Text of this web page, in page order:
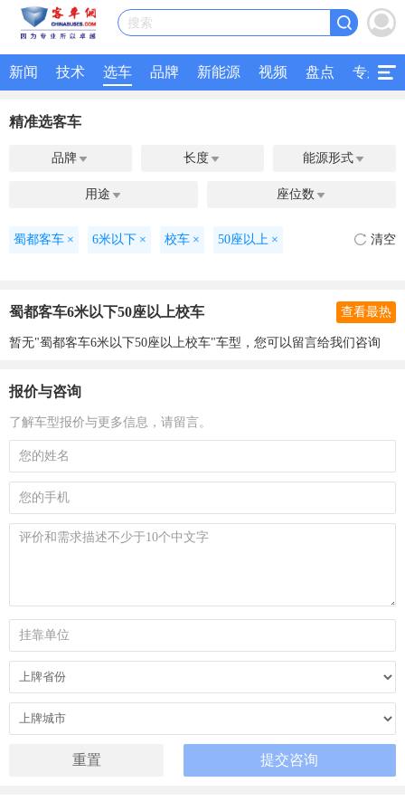
搜索
新闻 技术 选车 品牌 新能源 视频 盘点 专题
精准选客车
品牌  长度  能源形式 
用途  座位数 
蜀都客车 × 6米以下 × 校车 × 50座以上 × 清空
蜀都客车6米以下50座以上校车 查看最热
暂无"蜀都客车6米以下50座以上校车"车型，您可以留言给我们咨询
报价与咨询
了解车型报价与更多信息，请留言。